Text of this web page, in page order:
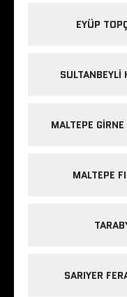
EYÜP
MALTEPE
MALTEPE
SARIYER